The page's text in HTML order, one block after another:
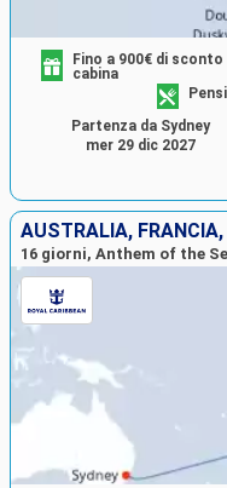
Fino a 900€ di sconto
cabina
Partenza da Sydney
mer 29 dic 2027
AUSTRALIA, FRANCIA,
16 giorni, Anthem of the